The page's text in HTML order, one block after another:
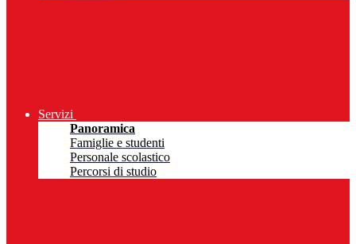
Servizi
Panoramica
Famiglie e studenti
Personale scolastico
Percorsi di studio